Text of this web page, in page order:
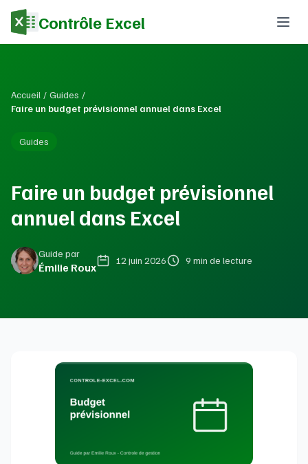
Contrôle Excel
Accueil / Guides /
Faire un budget prévisionnel annuel dans Excel
Guides
Faire un budget prévisionnel
annuel dans Excel
Guide par
Émilie Roux
12 juin 2026 9 min de lecture